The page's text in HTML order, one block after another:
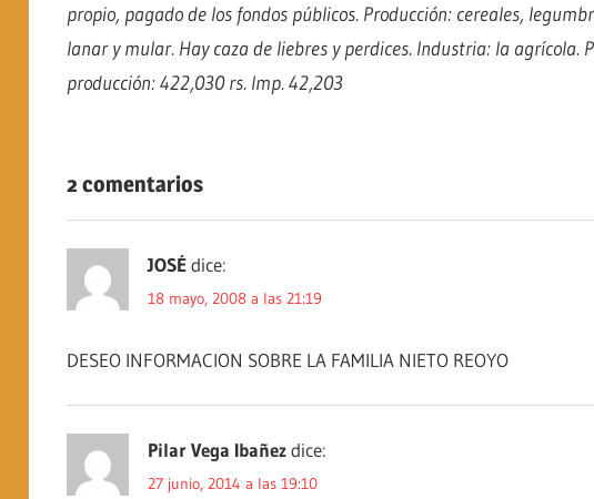
propio, pagado de los fondos públicos. Producción: cereales,
lanar y mular. Hay caza de liebres y perdices. Industria: la agrícola.
producción: 422,030 rs. Imp. 42,203
2 comentarios
JOSÉ dice:
18 mayo, 2008 a las 21:19
DESEO INFORMACION SOBRE LA FAMILIA NIETO REOYO
Pilar Vega Ibañez dice:
27 junio, 2014 a las 19:10